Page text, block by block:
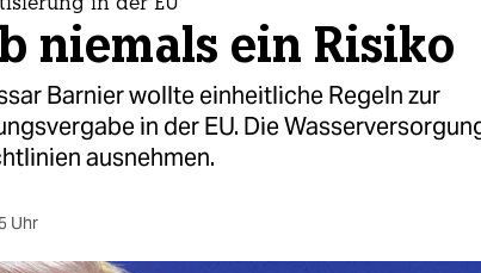
in der EU
niemals ein Risiko
Barnier wollte einheitliche Regeln zur
in der EU. Die
ausnehmen.
Uhr